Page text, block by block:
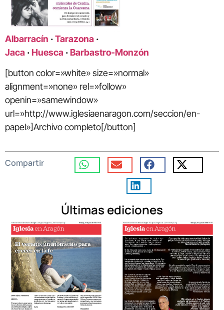
Albarracín ·Tarazona ·
Jaca ·Huesca ·Barbastro-Monzón
[button color=»white» size=»normal»
alignment=»none» rel=»follow»
openin=»samewindow»
url=»http://www.iglesiaenaragon.com/seccion/en-
papel»]Archivo completo[/button]
Compartir
Últimas ediciones